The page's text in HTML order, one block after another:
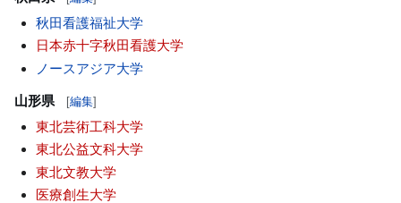
秋田看護福祉大学
日本赤十字秋田看護大学
ノースアジア大学
山形県 [編集]
東北芸術工科大学
東北公益文科大学
東北文教大学
医療創生大学